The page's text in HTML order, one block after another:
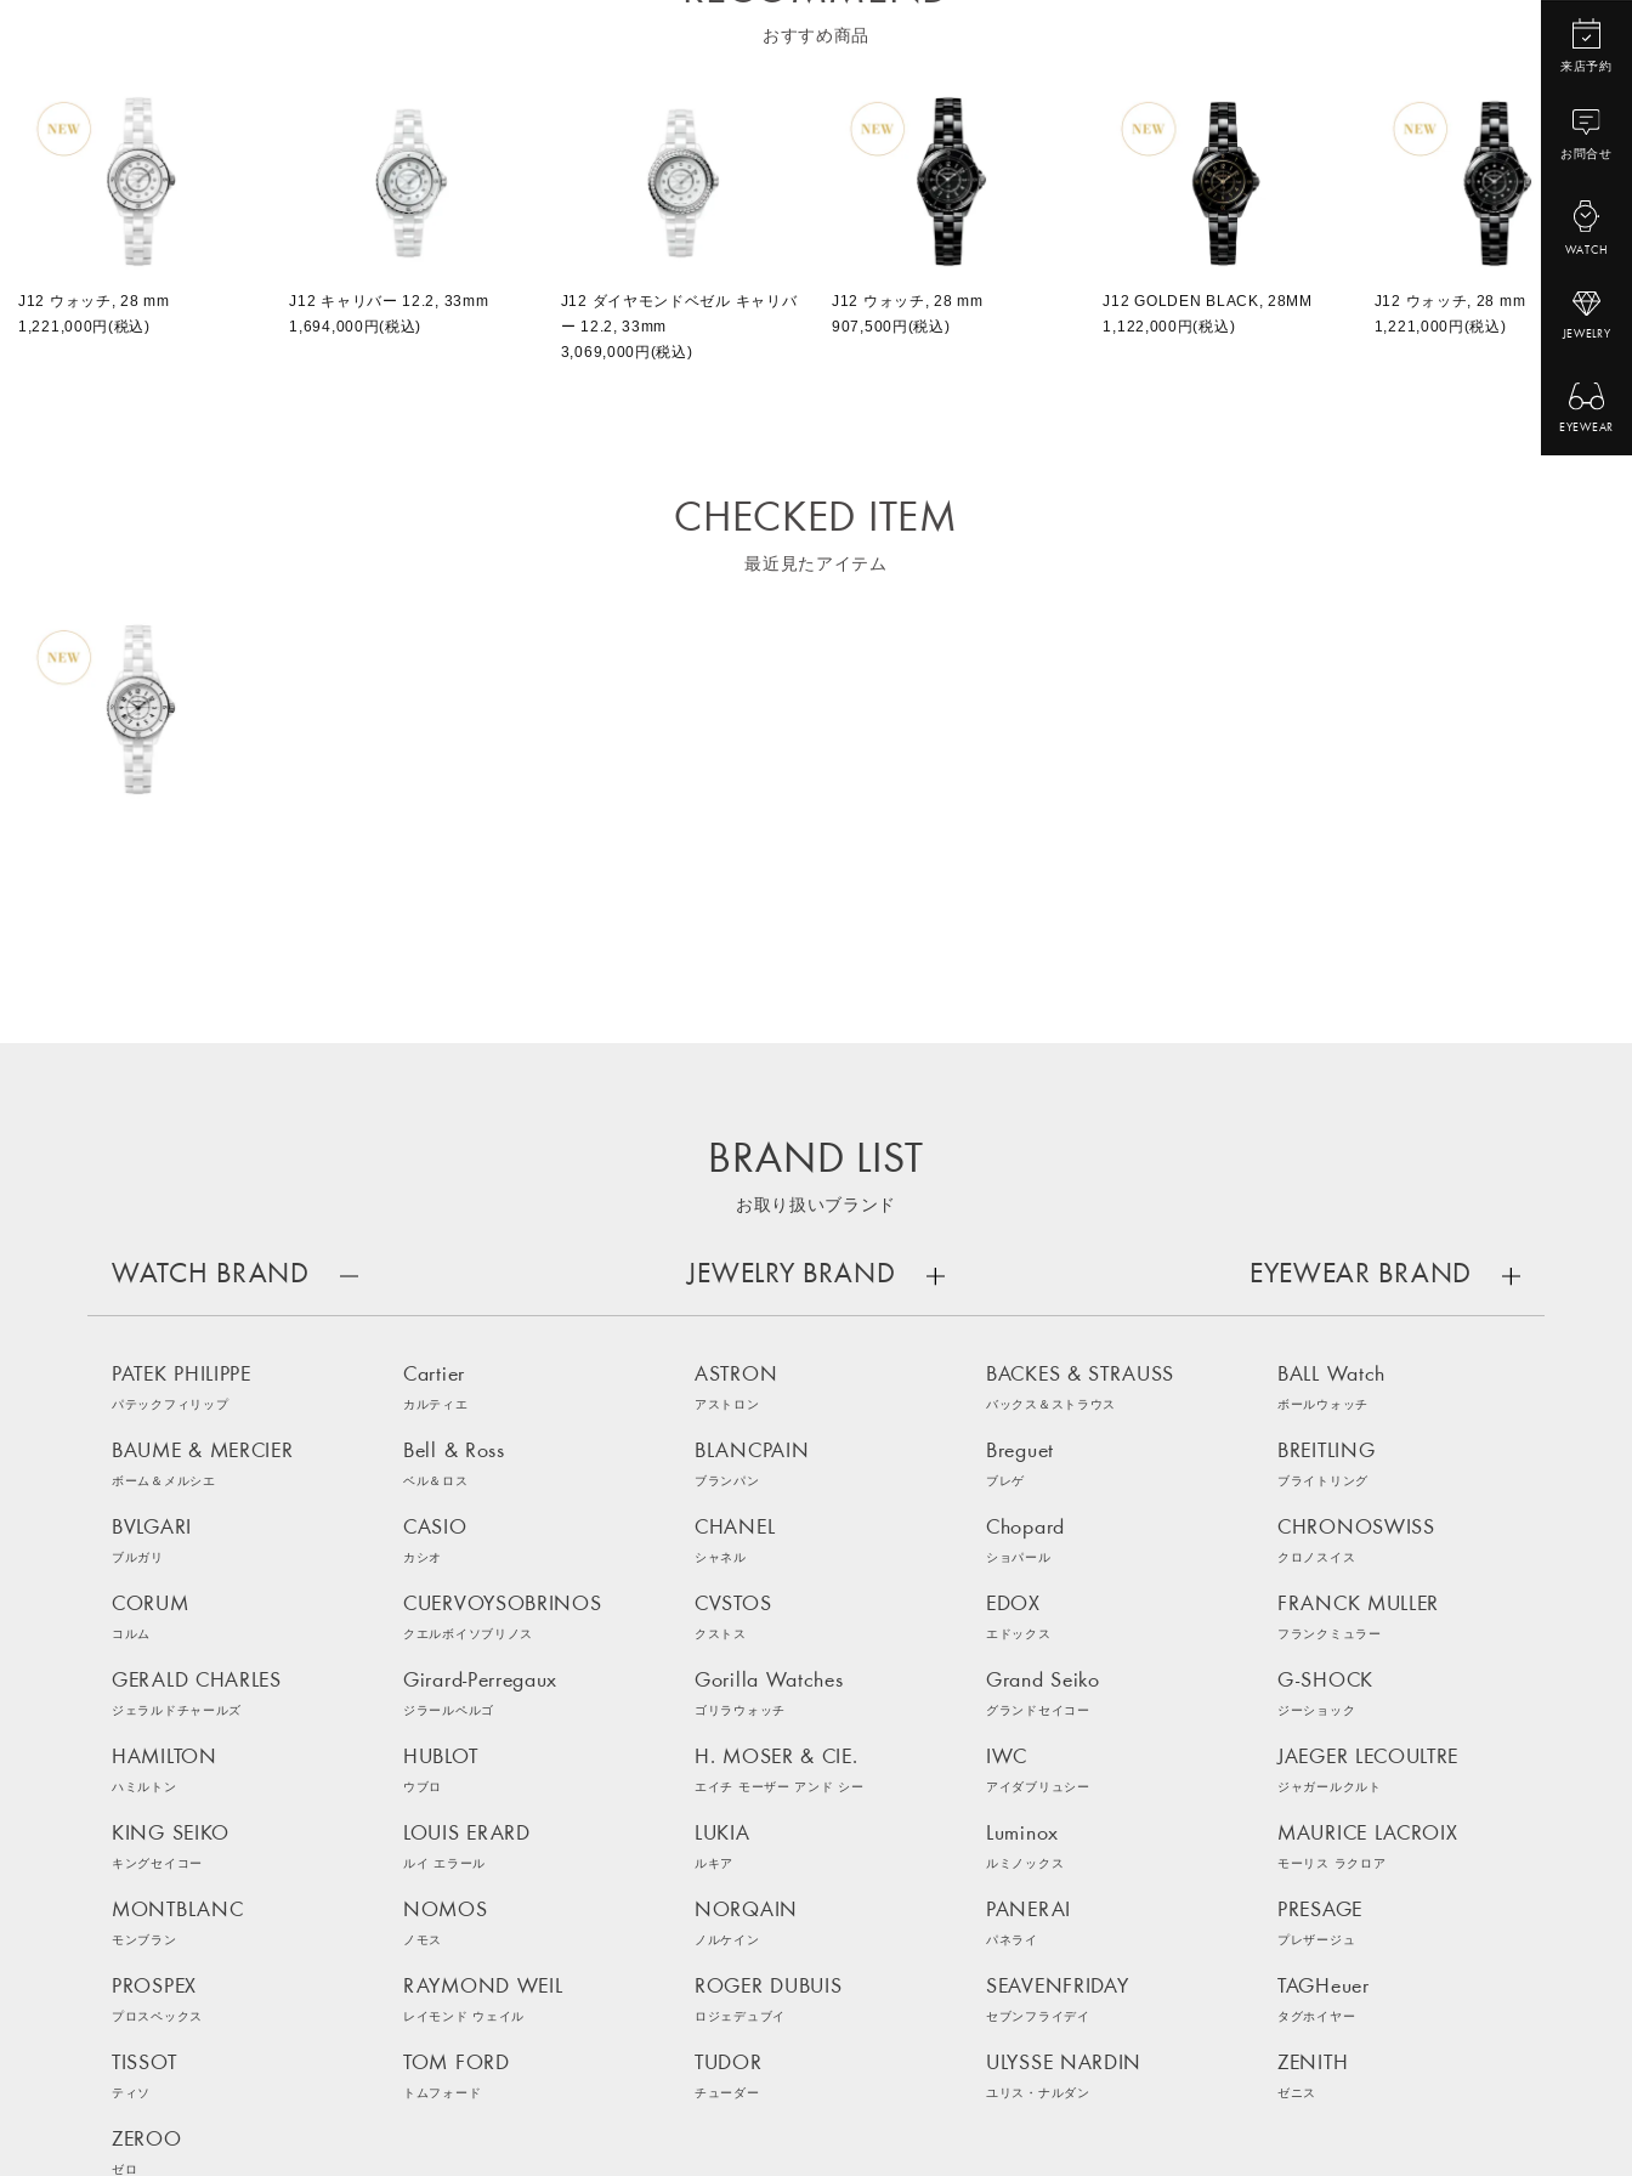
来店予約
お問合せ
WATCH
JEWELRY
EYEWEAR
おすすめ商品
J12 ウォッチ, 28 mm
1,221,000円(税込)
J12 キャリバー 12.2, 33mm
1,694,000円(税込)
J12 ダイヤモンドベゼル キャリバ
ー 12.2, 33mm
3,069,000円(税込)
J12 ウォッチ, 28 mm
907,500円(税込)
J12 GOLDEN BLACK, 28MM
1,122,000円(税込)
J12 ウォッチ, 28 mm
1,221,000円(税込)
CHECKED ITEM
最近見たアイテム
BRAND LIST
お取り扱いブランド
WATCH BRAND
PATEK PHILIPPE
パテックフィリップ
Cartier
カルティエ
ASTRON
アストロン
BACKES & STRAUSS
バックス＆ストラウス
BALL Watch
ボールウォッチ
BAUME & MERCIER
ボーム＆メルシエ
Bell & Ross
ベル＆ロス
BLANCPAIN
ブランパン
Breguet
ブレゲ
BREITLING
ブライトリング
BVLGARI
ブルガリ
CASIO
カシオ
CHANEL
シャネル
Chopard
ショパール
CHRONOSWISS
クロノスイス
CORUM
コルム
CUERVOYSOBRINOS
クエルボイソブリノス
CVSTOS
クストス
EDOX
エドックス
FRANCK MULLER
フランクミュラー
GERALD CHARLES
ジェラルドチャールズ
Girard-Perregaux
ジラールペルゴ
Gorilla Watches
ゴリラウォッチ
Grand Seiko
グランドセイコー
G-SHOCK
ジーショック
HAMILTON
ハミルトン
HUBLOT
ウブロ
H. MOSER & CIE.
エイチ モーザー アンド シー
IWC
アイダブリュシー
JAEGER LECOULTRE
ジャガールクルト
KING SEIKO
キングセイコー
LOUIS ERARD
ルイ エラール
LUKIA
ルキア
Luminox
ルミノックス
MAURICE LACROIX
モーリス ラクロア
MONTBLANC
モンブラン
NOMOS
ノモス
NORQAIN
ノルケイン
PANERAI
パネライ
PRESAGE
プレザージュ
PROSPEX
プロスペックス
RAYMOND WEIL
レイモンド ウェイル
ROGER DUBUIS
ロジェデュブイ
SEAVENFRIDAY
セブンフライデイ
TAGHeuer
タグホイヤー
TISSOT
ティソ
TOM FORD
トムフォード
TUDOR
チューダー
ULYSSE NARDIN
ユリス・ナルダン
ZENITH
ゼニス
ZEROO
ゼロ
JEWELRY BRAND EYEWEAR BRAND